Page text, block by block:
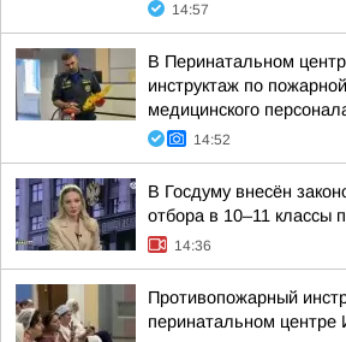
14:57
В Перинатальном
инструктаж по
медицинского
14:52
В Госдуму внесён
отбора в 10–11 классы
14:36
Противопожарный
перинатальном центре